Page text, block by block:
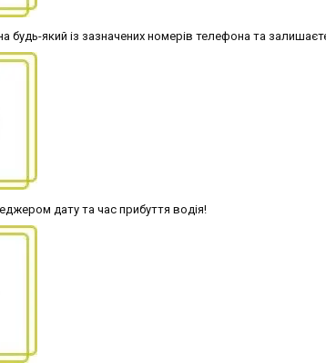
будь-який із зазначених номерів телефона та
дату та час прибуття водія!